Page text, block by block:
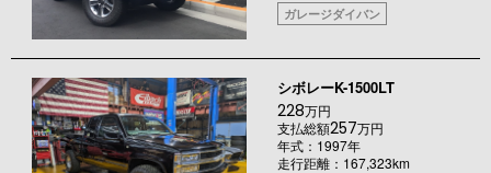
ガレージダイバン
シボレーK-1500LT
228万円
支払総額257万円
年式：1997年
走行距離：167,323km